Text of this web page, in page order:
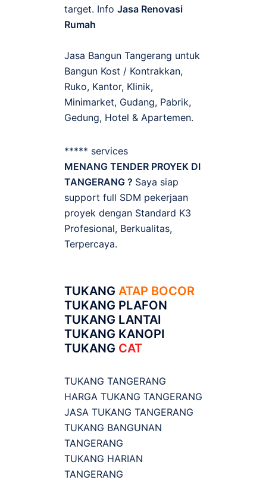
target. Info Jasa Renovasi
Rumah
Jasa Bangun Tangerang untuk
Bangun Kost / Kontrakkan,
Ruko, Kantor, Klinik,
Minimarket, Gudang, Pabrik,
Gedung, Hotel & Apartemen.
***** services
MENANG TENDER PROYEK DI
TANGERANG ? Saya siap
support full SDM pekerjaan
proyek dengan Standard K3
Profesional, Berkualitas,
Terpercaya.
TUKANG ATAP BOCOR
TUKANG PLAFON
TUKANG LANTAI
TUKANG KANOPI
TUKANG CAT
TUKANG TANGERANG
HARGA TUKANG TANGERANG
JASA TUKANG TANGERANG
TUKANG BANGUNAN
TANGERANG
TUKANG HARIAN
TANGERANG